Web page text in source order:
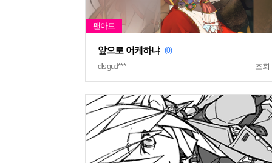
앞으로 어케하냐 (0)
dlsgud*** 조회